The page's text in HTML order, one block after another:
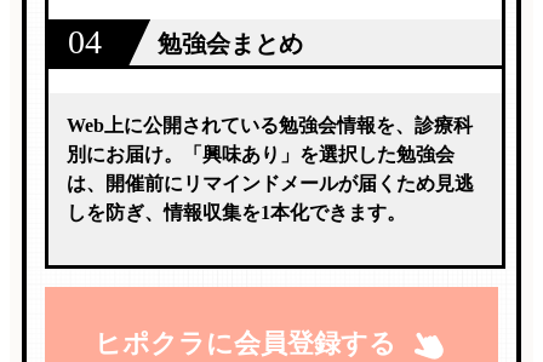
04 勉強会まとめ
Web上に公開されている勉強会情報を、診療科
別にお届け。「興味あり」を選択した勉強会
は、開催前にリマインドメールが届くため見逃
しを防ぎ、情報収集を1本化できます。
ヒポクラに会員登録する